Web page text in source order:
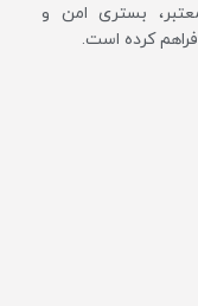
بستری امن و
کرده است.